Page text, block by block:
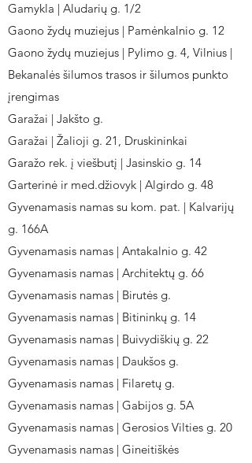
Gamykla | Aludarių g. 1/2
Gaono žydų muziejus | Pamėnkalnio g. 12
Gaono žydų muziejus | Pylimo g. 4, Vilnius |
Bekanalės šilumos trasos ir šilumos punkto
įrengimas
Garažai | Jakšto g.
Garažai | Žalioji g. 21, Druskininkai
Garažo rek. į viešbutį | Jasinskio g. 14
Garterinė ir med.džiovyk | Algirdo g. 48
Gyvenamasis namas su kom. pat. | Kalvarijų
g. 166A
Gyvenamasis namas | Antakalnio g. 42
Gyvenamasis namas | Architektų g. 66
Gyvenamasis namas | Birutės g.
Gyvenamasis namas | Bitininkų g. 14
Gyvenamasis namas | Buivydiškių g. 22
Gyvenamasis namas | Daukšos g.
Gyvenamasis namas | Filaretų g.
Gyvenamasis namas | Gabijos g. 5A
Gyvenamasis namas | Gerosios Vilties g. 20
Gyvenamasis namas | Gineitiškės